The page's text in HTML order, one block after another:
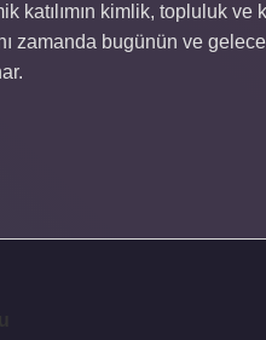
katılımın kimlik, topluluk ve
zamanda bugünün ve